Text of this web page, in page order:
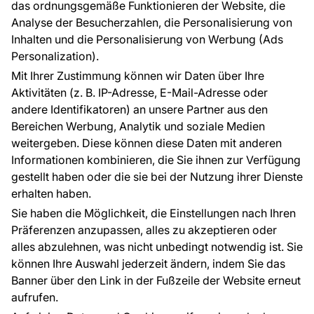
das ordnungsgemäße Funktionieren der Website, die
Analyse der Besucherzahlen, die Personalisierung von
Inhalten und die Personalisierung von Werbung (Ads
Personalization).
Mit Ihrer Zustimmung können wir Daten über Ihre
Aktivitäten (z. B. IP-Adresse, E-Mail-Adresse oder
andere Identifikatoren) an unsere Partner aus den
Bereichen Werbung, Analytik und soziale Medien
weitergeben. Diese können diese Daten mit anderen
Informationen kombinieren, die Sie ihnen zur Verfügung
gestellt haben oder die sie bei der Nutzung ihrer Dienste
erhalten haben.
Sie haben die Möglichkeit, die Einstellungen nach Ihren
Präferenzen anzupassen, alles zu akzeptieren oder
alles abzulehnen, was nicht unbedingt notwendig ist. Sie
können Ihre Auswahl jederzeit ändern, indem Sie das
Banner über den Link in der Fußzeile der Website erneut
aufrufen.
FÜR SIE
Blog
EU-Projekte
Ratschläge und Tipps
FAQ
ÜBER DAS UNTERNEHMEN
Kontakt
Haben Sie Fragen? Wir helfen Ihnen gerne weiter
und beraten Sie persönlich.
+49 781 95633072
service@tapeteneshop.de
Zahlungsarten: